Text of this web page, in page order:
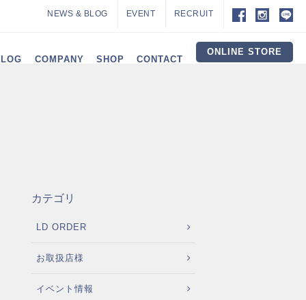
NEWS & BLOG EVENT RECRUIT
COMPANY SHOP CONTACT
ONLINE STORE
カテゴリ
LD ORDER
お取扱店様
イベント情報